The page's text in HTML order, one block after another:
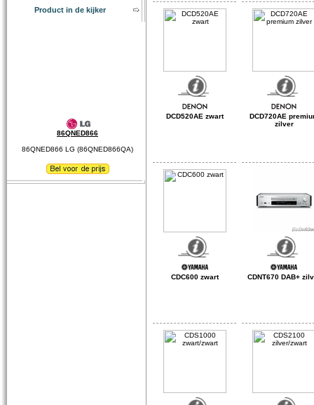
Product in de kijker
86QNED866
86QNED866 LG (86QNED866QA)
DCD520AE zwart
DCD720AE
zilver
CDC600 zwart CDNT670 DAB+